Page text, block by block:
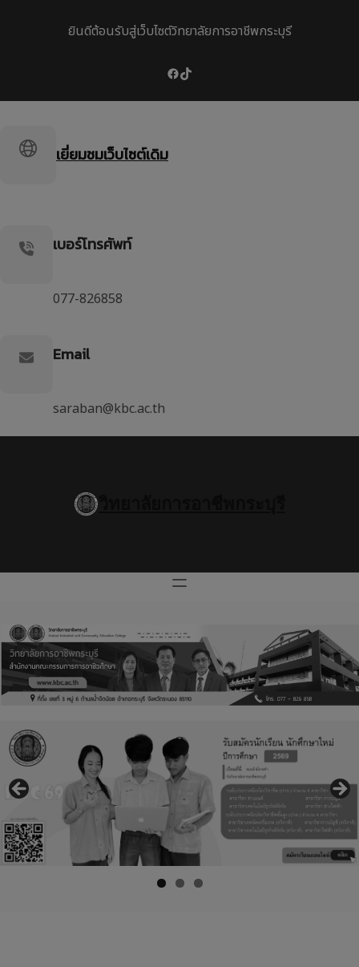
ยินดีต้อนรับสู่เว็บไซต์วิทยาลัยการอาชีพกระบุรี
Facebook TikTok
เยี่ยมชมเว็บไซต์เดิม
เบอร์โทรศัพท์
077-826858
Email
saraban@kbc.ac.th